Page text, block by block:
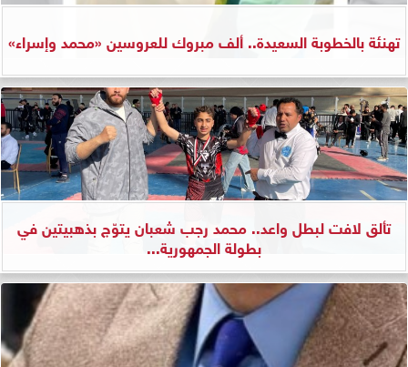
تهنئة بالخطوبة السعيدة.. ألف مبروك للعروسين «محمد وإسراء»
تألق لافت لبطل واعد.. محمد رجب شعبان يتوّج بذهبيتين في
بطولة الجمهورية...